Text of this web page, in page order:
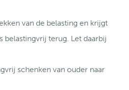
van de belasting en krijgt
belastingvrij terug. Let daarbij
schenken van ouder naar